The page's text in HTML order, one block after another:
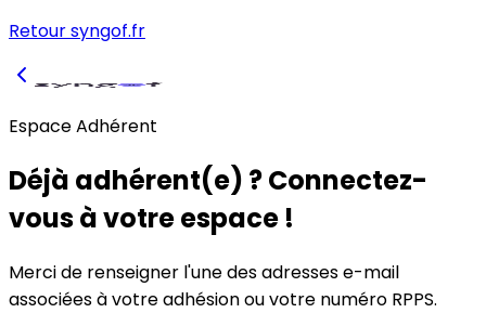
Retour syngof.fr
Espace Adhérent
Déjà adhérent(e) ? Connectez-
vous à votre espace !
Merci de renseigner l'une des adresses e-mail
associées à votre adhésionouvotre numéro RPPS.